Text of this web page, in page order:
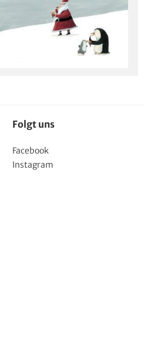
Folgt uns
Facebook
Instagram